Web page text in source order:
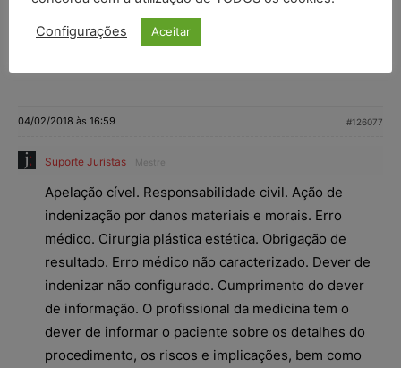
(Apelação Cível Nº 70073614919, Sexta Câmara
Cível, Tribunal de Justiça do RS, Relator: Ney
04/02/2018 às 16:59 #126077
Suporte Juristas Mestre
Apelação cível. Responsabilidade civil. Ação de
indenização por danos materiais e morais. Erro
médico. Cirurgia plástica estética. Obrigação de
resultado. Erro médico não caracterizado. Dever de
indenizar não configurado. Cumprimento do dever
de informação. O profissional da medicina tem o
dever de informar o paciente sobre os detalhes do
procedimento, os riscos e implicações, bem como
Configurações Aceitar